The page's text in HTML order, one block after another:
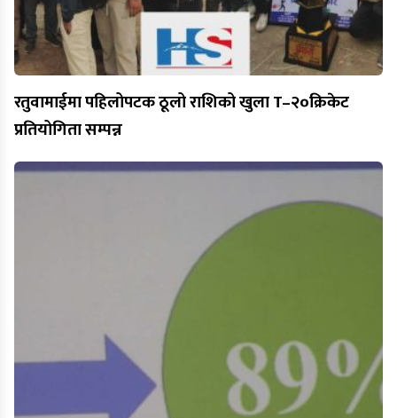
रतुवामाईमा पहिलोपटक ठूलो राशिको खुला T–२०क्रिकेट
प्रतियोगिता सम्पन्न